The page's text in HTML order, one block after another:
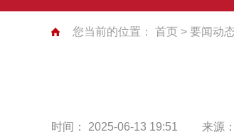
您当前的位置： 首页 > 要闻动态
时间： 2025-06-13 19:51 来源：